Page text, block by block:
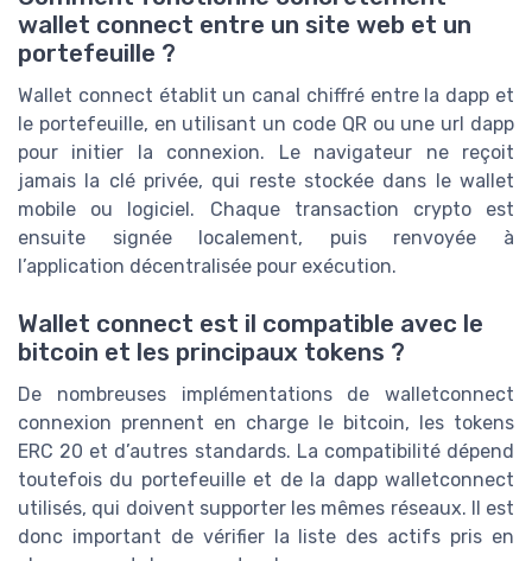
wallet connect entre un site web et un
portefeuille ?
Wallet connect établit un canal chiffré entre la dapp et
le portefeuille, en utilisant un code QR ou une url dapp
pour initier la connexion. Le navigateur ne reçoit
jamais la clé privée, qui reste stockée dans le wallet
mobile ou logiciel. Chaque transaction crypto est
ensuite signée localement, puis renvoyée à
l’application décentralisée pour exécution.
Wallet connect est il compatible avec le
bitcoin et les principaux tokens ?
De nombreuses implémentations de walletconnect
connexion prennent en charge le bitcoin, les tokens
ERC 20 et d’autres standards. La compatibilité dépend
toutefois du portefeuille et de la dapp walletconnect
utilisés, qui doivent supporter les mêmes réseaux. Il est
donc important de vérifier la liste des actifs pris en